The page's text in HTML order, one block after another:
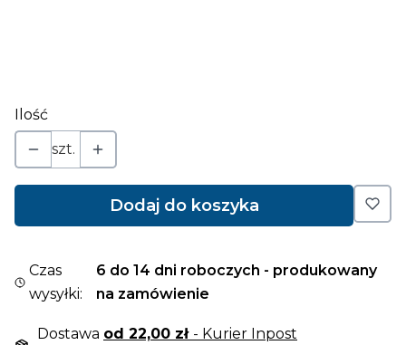
Ilość
szt.
Dodaj do koszyka
Czas
wysyłki:
6 do 14 dni roboczych - produkowany
na zamówienie
Dostawa od 22,00 zł - Kurier Inpost